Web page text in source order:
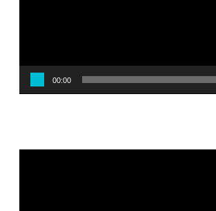
00:00
Reproductor